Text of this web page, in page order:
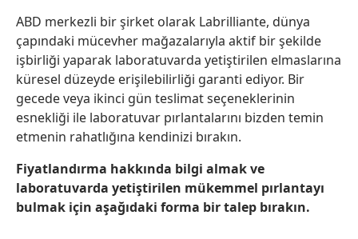
ABD merkezli bir şirket olarak Labrilliante, dünya
çapındaki mücevher mağazalarıyla aktif bir şekilde
işbirliği yaparak laboratuvarda yetiştirilen elmaslarına
küresel düzeyde erişilebilirliği garanti ediyor. Bir
gecede veya ikinci gün teslimat seçeneklerinin
esnekliği ile laboratuvar pırlantalarını bizden temin
etmenin rahatlığına kendinizi bırakın.
Fiyatlandırma hakkında bilgi almak ve
laboratuvarda yetiştirilen mükemmel pırlantayı
bulmak için aşağıdaki forma bir talep bırakın.